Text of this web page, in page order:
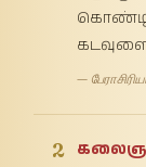
—
2
கலைஞர்